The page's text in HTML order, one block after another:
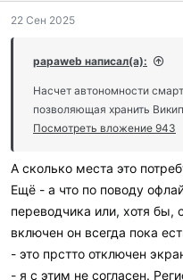
а
и
л
и
:
22 Сен 2025
papaweb написал(а):
Насчет автономности
позволяющая хранить
Посмотреть вложение 943
А сколько места это
Ещё - а что по поводу
переводчика или, хотя бы,
включен он всегда пока
- это прстто отключен
- я с этим не согласен.